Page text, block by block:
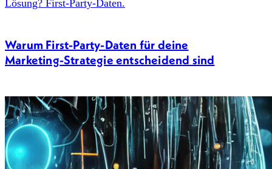
Warum First-Party-Daten für deine
Marketing-Strategie entscheidend sind